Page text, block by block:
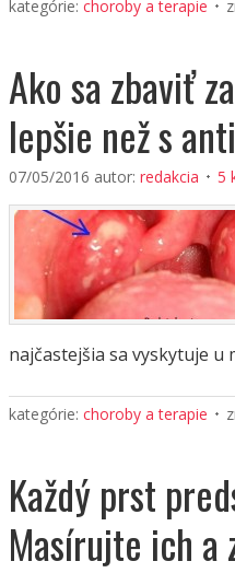
kategórie: choroby a terapie
Ako sa zbaviť
lepšie než s
07/05/2016 autor: redakcia 5
najčastejšia sa vyskytuje u
kategórie: choroby a terapie
Každý prst
Masírujte ich a